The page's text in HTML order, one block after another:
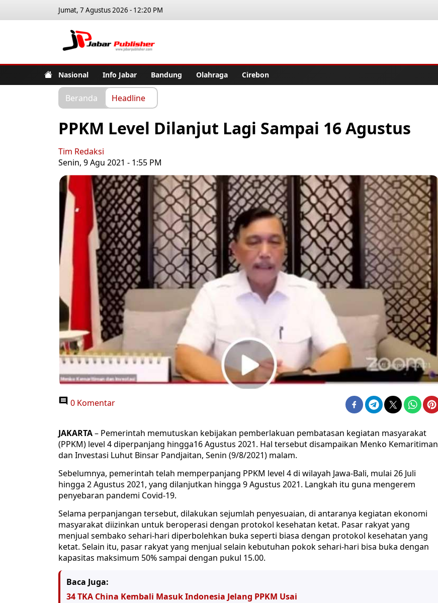
Jumat, 7 Agustus 2026 - 12:20 PM
Nasional Info Jabar Bandung Olahraga Cirebon
Beranda Headline
PPKM Level Dilanjut Lagi Sampai 16 Agustus
Tim Redaksi
Senin, 9 Agu 2021 - 1:55 PM
0 Komentar
JAKARTA– Pemerintah memutuskan kebijakan pemberlakuan pembatasan kegiatan masyarakat
(PPKM) level 4 diperpanjang hingga16 Agustus 2021. Hal tersebut disampaikan Menko Kemaritiman
dan Investasi Luhut Binsar Pandjaitan, Senin (9/8/2021) malam.
Sebelumnya, pemerintah telah memperpanjang PPKM level 4 di wilayah Jawa-Bali, mulai 26 Juli
hingga 2 Agustus 2021, yang dilanjutkan hingga 9 Agustus 2021. Langkah itu guna mengerem
penyebaran pandemi Covid-19.
Selama perpanjangan tersebut, dilakukan sejumlah penyesuaian, di antaranya kegiatan ekonomi
masyarakat diizinkan untuk beroperasi dengan protokol kesehatan ketat. Pasar rakyat yang
menjual sembako sehari-hari diperbolehkan buka seperti biasa dengan protokol kesehatan yang
ketat. Selain itu, pasar rakyat yang menjual selain kebutuhan pokok sehari-hari bisa buka dengan
kapasitas maksimum 50% sampai dengan pukul 15.00.
Baca Juga:
34 TKA China Kembali Masuk Indonesia Jelang PPKM Usai